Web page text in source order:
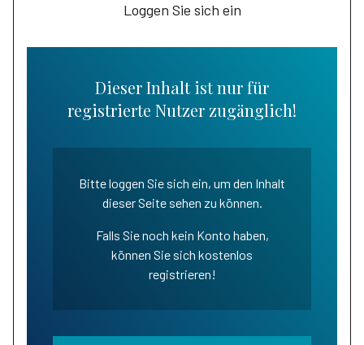
Loggen Sie sich ein
Dieser Inhalt ist nur für
registrierte Nutzer zugänglich!
Bitte loggen Sie sich ein, um den Inhalt
dieser Seite sehen zu können.
Falls Sie noch kein Konto haben,
können Sie sich kostenlos
registrieren!